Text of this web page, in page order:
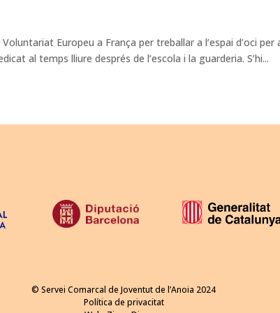
Europeu a França per treballar a l’espai d’oci per
al temps lliure després de l’escola i la guarderia. S’hi...
© Servei Comarcal de Joventut de l’Anoia 2024
Política de privacitat